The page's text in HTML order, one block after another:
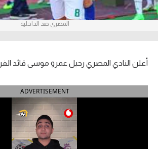
أمريكا 2026
الدوري الإيطالي
المصري ضد الداخلية
أعلن النادي المصري رحيل عمرو موسى قائد
ADVERTISEMENT